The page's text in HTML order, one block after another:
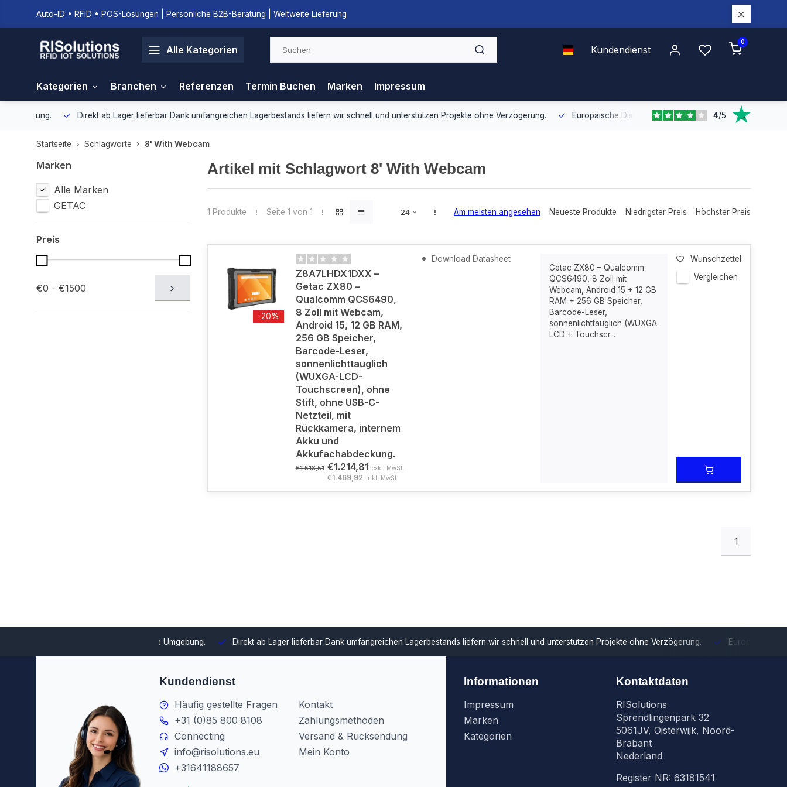
Auto-ID • RFID • POS-Lösungen | Persönliche B2B-Beratung | Weltweite Lieferung
Alle Kategorien Kundendienst
0
Kategorien Branchen Referenzen Termin Buchen Marken Impressum
Direkt ab Lager lieferbarDank umfangreichen Lagerbestands liefern wir schnell und unterstützen Projekte ohne Verzögerung. Europäische Distribution Mit unserer europaweiten Abdeckung
4/5
Startseite Schlagworte 8' With Webcam
Marken
Alle Marken
GETAC
Preis
€0 - €1500
Artikel mit Schlagwort 8' With Webcam
1 Produkte Seite 1 von 1 Am meisten angesehen Neueste Produkte Niedrigster Preis Höchster Preis
-20%
Z8A7LHDX1DXX –
Getac ZX80 –
Qualcomm QCS6490,
8 Zoll mit Webcam,
Android 15, 12 GB RAM,
256 GB Speicher,
Barcode-Leser,
sonnenlichttauglich
(WUXGA-LCD-
Touchscreen), ohne
Stift, ohne USB-C-
Netzteil, mit
Rückkamera, internem
Akku und
Akkufachabdeckung.
€1.518,51 €1.214,81 exkl. MwSt.
€1.469,92 Inkl. MwSt.
Download Datasheet
Getac ZX80 – Qualcomm
QCS6490, 8 Zoll mit
Webcam, Android 15 + 12 GB
RAM + 256 GB Speicher,
Barcode-Leser,
sonnenlichttauglich (WUXGA
LCD + Touchscr...
Wunschzettel
Vergleichen
1
Direkt ab Lager lieferbar Dank umfangreichen Lagerbestands liefern wir schnell und unterstützen Projekte ohne Verzögerung. Europäische Distribution
Kundendienst
Häufig gestellte Fragen
+31 (0)85 800 8108
Connecting
info@risolutions.eu
+31641188657
Kontakt
Zahlungsmethoden
Versand & Rücksendung
Mein Konto
Informationen
Impressum
Marken
Kategorien
Kontaktdaten
RISolutions
Sprendlingenpark 32
5061JV, Oisterwijk, Noord-
Brabant
Nederland
Register NR: 63181541